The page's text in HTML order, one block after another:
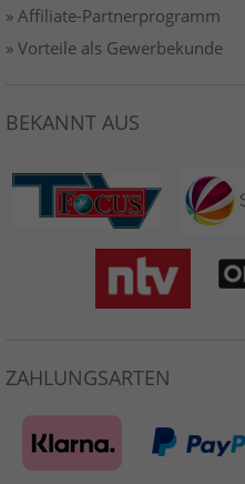
» Affiliate-Partnerprogramm
» Vorteile als Gewerbekunde
BEKANNT AUS
ZAHLUNGSARTEN